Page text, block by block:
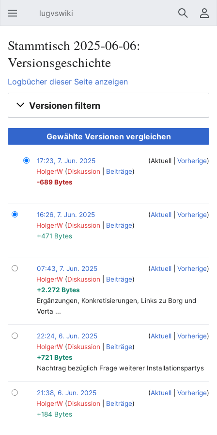
Hauptmenü öffnen lugvswiki SuchenBenutzermenü
Stammtisch 2025-06-06:
Versionsgeschichte
Logbücher dieser Seite anzeigen
Versionen filtern
Aktuell Vorherige
17:23, 7. Jun. 2025
‎HolgerW Diskussion
Beiträge
-689 Bytes
Aktuell Vorherige
16:26, 7. Jun. 2025
‎HolgerW Diskussion
Beiträge
+471 Bytes
Aktuell Vorherige
07:43, 7. Jun. 2025
‎HolgerW Diskussion
Beiträge
+2.272 Bytes
Ergänzungen, Konkretisierungen, Links zu Borg und
Vorta ...
Aktuell Vorherige
22:24, 6. Jun. 2025
‎HolgerW Diskussion
Beiträge
+721 Bytes
Nachtrag bezüglich Frage weiterer Installationspartys
Aktuell Vorherige
21:38, 6. Jun. 2025
‎HolgerW Diskussion
Beiträge
+184 Bytes